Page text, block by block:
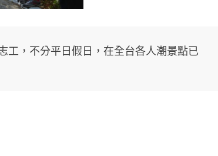
工，不分平日假日，在全台各人潮景點已